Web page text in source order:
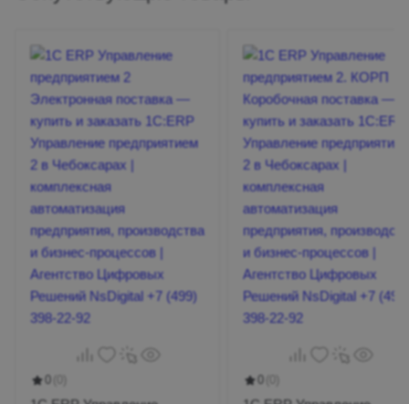
Фиксация выполнения заданий в